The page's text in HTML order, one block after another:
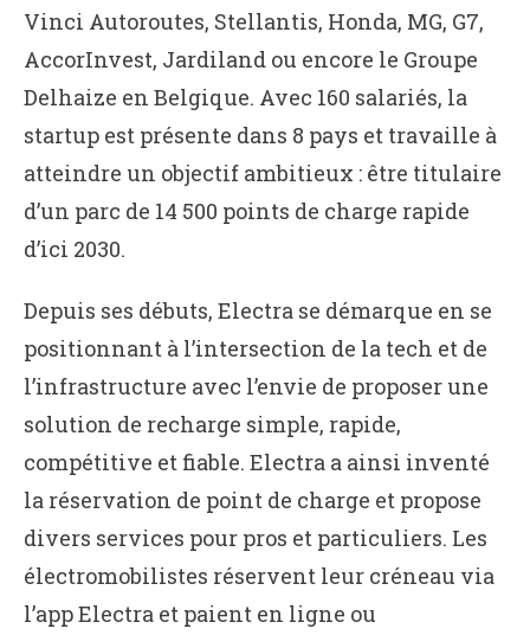
Vinci Autoroutes, Stellantis, Honda, MG, G7,
AccorInvest, Jardiland ou encore le Groupe
Delhaize en Belgique. Avec 160 salariés, la
startup est présente dans 8 pays et travaille à
atteindre un objectif ambitieux : être titulaire
d’un parc de 14 500 points de charge rapide
d’ici 2030.
Depuis ses débuts, Electra se démarque en se
positionnant à l’intersection de la tech et de
l’infrastructure avec l’envie de proposer une
solution de recharge simple, rapide,
compétitive et fiable. Electra a ainsi inventé
la réservation de point de charge et propose
divers services pour pros et particuliers. Les
électromobilistes réservent leur créneau via
l’app Electra et paient en ligne ou